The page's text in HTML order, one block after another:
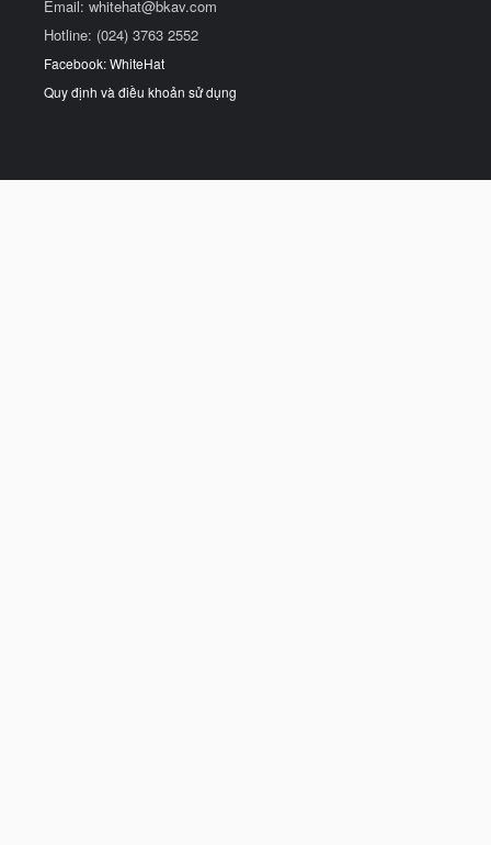
Email: whitehat@bkav.com
Hotline: (024) 3763 2552
Facebook: WhiteHat
Quy định và điều khoản sử dụng